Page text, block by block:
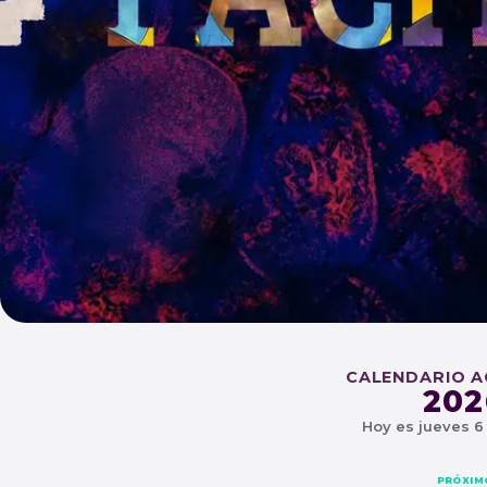
SABADO O1 DE
CALENDARIO
Hoy es jueves